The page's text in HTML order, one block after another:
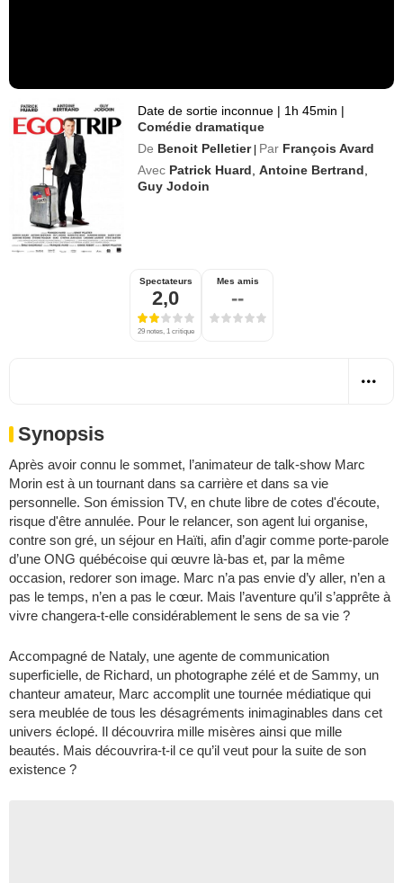
Date de sortie inconnue | 1h 45min |
Comédie dramatique
De Benoit Pelletier | Par François Avard
Avec Patrick Huard ,Antoine Bertrand
Guy Jodoin
Spectateurs
2,0
29 notes, 1 critique
Mes amis
--
Synopsis
Après avoir connu le sommet, l’animateur de talk-show Marc
Morin est à un tournant dans sa carrière et dans sa vie
personnelle. Son émission TV, en chute libre de cotes d'écoute,
risque d'être annulée. Pour le relancer, son agent lui organise,
contre son gré, un séjour en Haïti, afin d’agir comme porte-parole
d’une ONG québécoise qui œuvre là-bas et, par la même
occasion, redorer son image. Marc n’a pas envie d’y aller, n’en a
pas le temps, n’en a pas le cœur. Mais l’aventure qu’il s’apprête à
vivre changera-t-elle considérablement le sens de sa vie ?
Accompagné de Nataly, une agente de communication
superficielle, de Richard, un photographe zélé et de Sammy, un
chanteur amateur, Marc accomplit une tournée médiatique qui
sera meublée de tous les désagréments inimaginables dans cet
univers éclopé. Il découvrira mille misères ainsi que mille
beautés. Mais découvrira-t-il ce qu’il veut pour la suite de son
existence ?